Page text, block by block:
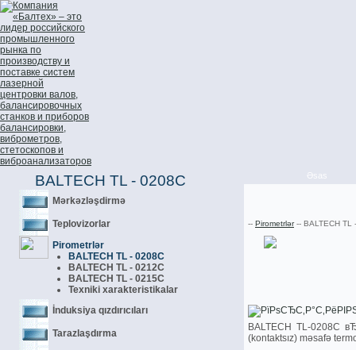
Əsas
BALTECH TL - 0208C
Mәrkәzlәşdirmә
Teplovizorlar
Pirometrlәr
BALTECH TL - 0208C
BALTECH TL - 0212C
BALTECH TL - 0215C
Texniki xarakteristikalar
İnduksiya qızdırıcıları
Tarazlaşdırma
-- Pirometrlәr-- BALTECH TL
BALTECH TL-0208C
(kontaktsız) mәsafә